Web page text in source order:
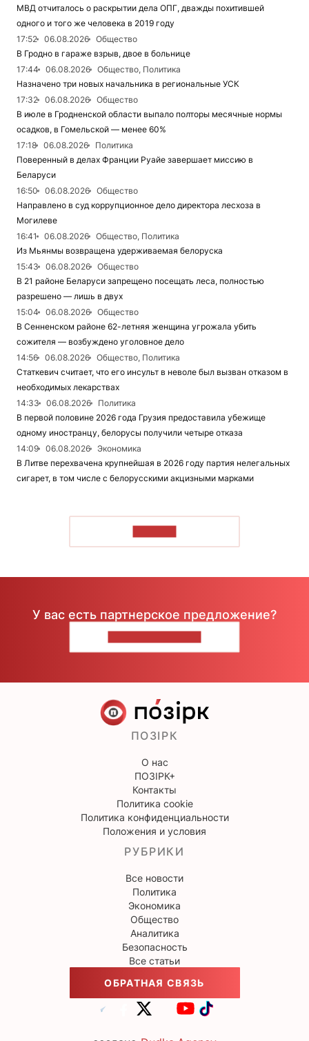
МВД отчиталось о раскрытии дела ОПГ, дважды похитившей
одного и того же человека в 2019 году
17:52
06.08.2026
Общество
В Гродно в гараже взрыв, двое в больнице
17:44
06.08.2026
Общество, Политика
Назначено три новых начальника в региональные УСК
17:32
06.08.2026
Общество
В июле в Гродненской области выпало полторы месячные нормы
осадков, в Гомельской — менее 60%
17:18
06.08.2026
Политика
Поверенный в делах Франции Руайе завершает миссию в
Беларуси
16:50
06.08.2026
Общество
Направлено в суд коррупционное дело директора лесхоза в
Могилеве
16:41
06.08.2026
Общество, Политика
Из Мьянмы возвращена удерживаемая белоруска
15:43
06.08.2026
Общество
В 21 районе Беларуси запрещено посещать леса, полностью
разрешено — лишь в двух
15:04
06.08.2026
Общество
В Сенненском районе 62-летняя женщина угрожала убить
сожителя — возбуждено уголовное дело
14:56
06.08.2026
Общество, Политика
Статкевич считает, что его инсульт в неволе был вызван отказом в
необходимых лекарствах
14:33
06.08.2026
Политика
В первой половине 2026 года Грузия предоставила убежище
одному иностранцу, белорусы получили четыре отказа
14:09
06.08.2026
Экономика
В Литве перехвачена крупнейшая в 2026 году партия нелегальных
сигарет, в том числе с белорусскими акцизными марками
У вас есть партнерское предложение?
ПОЗІРК
О нас
ПОЗІРК+
Контакты
Политика cookie
Политика конфиденциальности
Положения и условия
РУБРИКИ
Все новости
Политика
Экономика
Общество
Аналитика
Безопасность
Все статьи
ОБРАТНАЯ СВЯЗЬ